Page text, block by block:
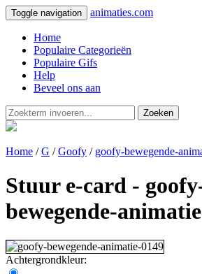
Toggle navigation animaties.com
Home
Populaire Categorieën
Populaire Gifs
Help
Beveel ons aan
Zoeken
Home /G /Goofy / goofy-bewegende-
Stuur e-card -
bewegende-
Achtergrondkleur: